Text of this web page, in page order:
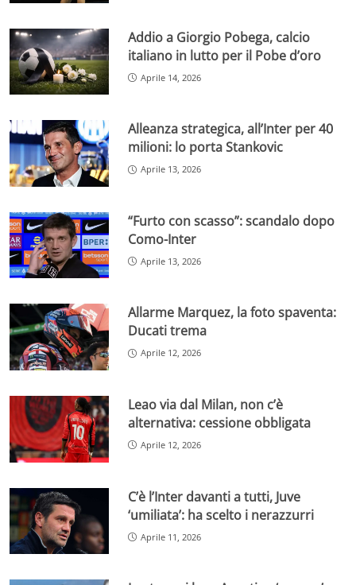
Addio a Giorgio Pobega, calcio
italiano in lutto per il Pobe d’oro
Aprile 14, 2026
Alleanza strategica, all’Inter per 40
milioni: lo porta Stankovic
Aprile 13, 2026
“Furto con scasso”: scandalo dopo
Como-Inter
Aprile 13, 2026
Allarme Marquez, la foto spaventa:
Ducati trema
Aprile 12, 2026
Leao via dal Milan, non c’è
alternativa: cessione obbligata
Aprile 12, 2026
C’è l’Inter davanti a tutti, Juve
‘umiliata’: ha scelto i nerazzurri
Aprile 11, 2026